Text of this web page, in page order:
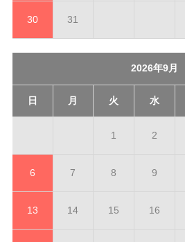
30 31
2026年9月
日 月 火 水
1 2
6 7 8 9
13 14 15 16